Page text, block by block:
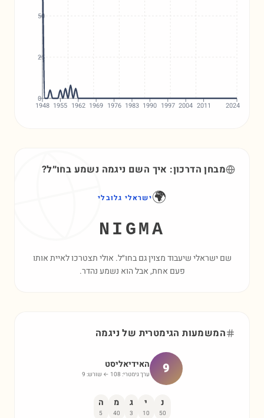
1948 1955 1962 1969 1976 1983 1990 1997 2004 2011 2024
0
25
50
מבחן הדרכון: איך השם ניגמה נשמע בחו״ל?
🌍ישראלי גלובלי
NIGMA
שם ישראלי שיעבוד מצוין גם בחו״ל. אולי תצטרכו לאיית אותו
פעם אחת, אבל הוא נשמע נהדר.
המשמעות הגימטרית של ניגמה
9 האידיאליסט
ערך גימטרי: 108 ← שורש: 9
נ
50
י
10
ג
3
מ
40
ה
5